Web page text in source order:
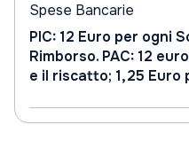
Spese Bancarie
PIC: 12 Euro per ogni
Rimborso. PAC: 12
e il riscatto; 1,25 Euro